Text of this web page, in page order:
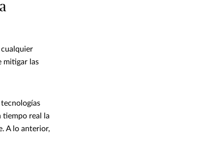
cualquier
mitigar las
tiempo real la
A lo anterior,